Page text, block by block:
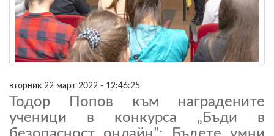
вторник 22 март 2022 - 12:46:25
Тодор Попов към наградените
ученици в конкурса „Бъди в